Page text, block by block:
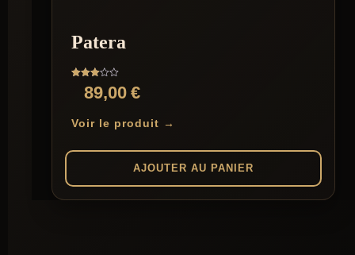
Patera
Note
3.0089,00€
Voir le produit →
AJOUTER AU PANIER